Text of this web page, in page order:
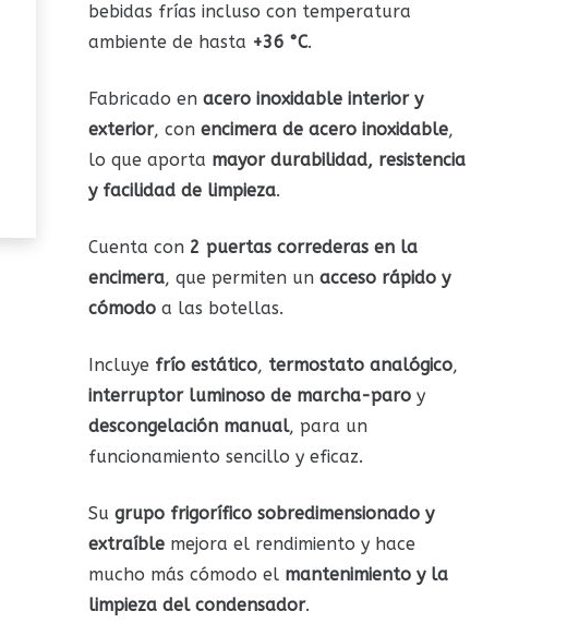
bebidas frías incluso con temperatura
ambiente de hasta +36 °C.
Fabricado en acero inoxidable interior y
exterior, con encimera de acero inoxidable,
lo que aporta mayor durabilidad, resistencia
y facilidad de limpieza.
Cuenta con 2 puertas correderas en la
encimera, que permiten un acceso rápido y
cómodoa las botellas.
Incluye frío estático, termostato analógico,
interruptor luminoso de marcha-paroy
descongelación manual, para un
funcionamiento sencillo y eficaz.
Su grupo frigorífico sobredimensionado y
extraíblemejora el rendimiento y hace
mucho más cómodo el mantenimiento y la
limpieza del condensador.